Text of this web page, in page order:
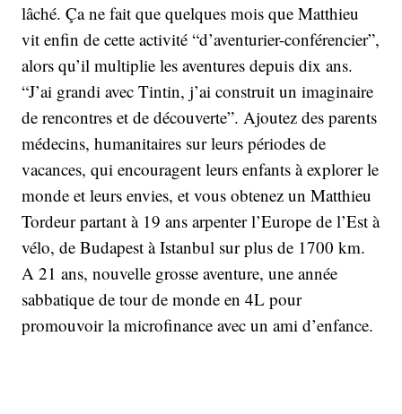
lâché. Ça ne fait que quelques mois que Matthieu
vit enfin de cette activité “d’aventurier-conférencier”,
alors qu’il multiplie les aventures depuis dix ans.
“J’ai grandi avec Tintin, j’ai construit un imaginaire
de rencontres et de découverte”. Ajoutez des parents
médecins, humanitaires sur leurs périodes de
vacances, qui encouragent leurs enfants à explorer le
monde et leurs envies, et vous obtenez un Matthieu
Tordeur partant à 19 ans arpenter l’Europe de l’Est à
vélo, de Budapest à Istanbul sur plus de 1700 km.
A 21 ans, nouvelle grosse aventure, une année
sabbatique de tour de monde en 4L pour
promouvoir la microfinance avec un ami d’enfance.